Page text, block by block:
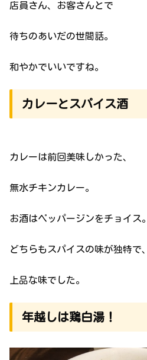
店員さん、お客さんとで
待ちのあいだの世間話。
和やかでいいですね。
カレーとスパイス酒
カレーは前回美味しかった、
無水チキンカレー。
お酒はペッパージンをチョイス。
どちらもスパイスの味が独特で、
上品な味でした。
年越しは鶏白湯！